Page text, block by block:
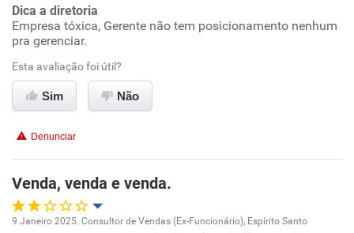
Dica a diretoria
Empresa tóxica, Gerente não tem posicionamento nenhum
pra gerenciar.
Esta avaliação foi útil?
Sim Não
Denunciar
Venda, venda e venda.
9 Janeiro 2025. Consultor de Vendas (Ex-Funcionário), Espírito Santo